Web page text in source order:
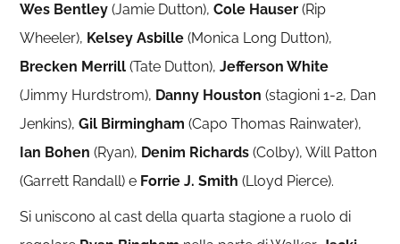
Wes Bentley(Jamie Dutton),Cole Hauser (Rip
Wheeler), Kelsey Asbille (Monica Long Dutton),
Brecken Merrill (Tate Dutton),Jefferson White
(Jimmy Hurdstrom), Danny Houston (stagioni 1-2, Dan
Jenkins),Gil Birmingham (Capo Thomas Rainwater),
Ian Bohen (Ryan), Denim Richards (Colby), Will Patton
(Garrett Randall) e Forrie J. Smith (Lloyd Pierce).
Si uniscono al cast della quarta stagione a ruolo di